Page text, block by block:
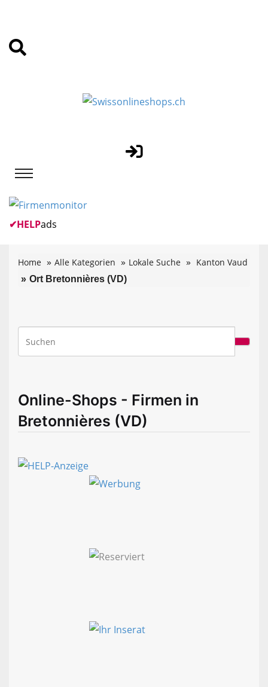
✔HELPads
Home Alle Kategorien Lokale Suche Kanton Vaud
Ort Bretonnières (VD)
Online-Shops - Firmen in
Bretonnières (VD)